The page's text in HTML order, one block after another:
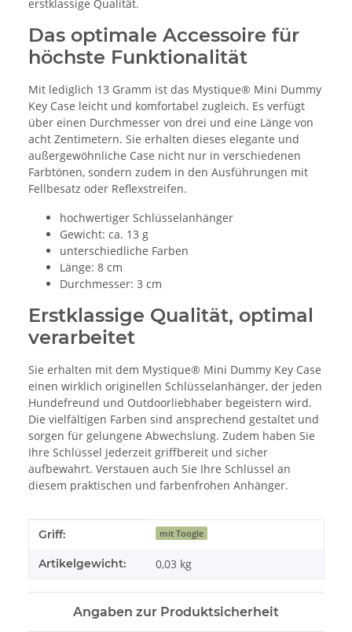
erstklassige Qualität.
Das optimale Accessoire für
höchste Funktionalität
Mit lediglich 13 Gramm ist das Mystique® Mini Dummy
Key Case leicht und komfortabel zugleich. Es verfügt
über einen Durchmesser von drei und eine Länge von
acht Zentimetern. Sie erhalten dieses elegante und
außergewöhnliche Case nicht nur in verschiedenen
Farbtönen, sondern zudem in den Ausführungen mit
Fellbesatz oder Reflexstreifen.
hochwertiger Schlüsselanhänger
Gewicht: ca. 13 g
unterschiedliche Farben
Länge: 8 cm
Durchmesser: 3 cm
Erstklassige Qualität, optimal
verarbeitet
Sie erhalten mit dem Mystique® Mini Dummy Key Case
einen wirklich originellen Schlüsselanhänger, der jeden
Hundefreund und Outdoorliebhaber begeistern wird.
Die vielfältigen Farben sind ansprechend gestaltet und
sorgen für gelungene Abwechslung. Zudem haben Sie
Ihre Schlüssel jederzeit griffbereit und sicher
aufbewahrt. Verstauen auch Sie Ihre Schlüssel an
diesem praktischen und farbenfrohen Anhänger.
Produkteigenschaft
Wert
Griff: mit Toogle
Artikelgewicht: 0,03 kg
Angaben zur Produktsicherheit